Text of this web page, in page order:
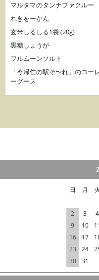
マルタマのタンナファクルー
れきをーかん
玄米しるしる1袋 (20g)
黒糖しょうが
フルムーンソルト
「今帰仁の駅そ〜れ」のコー
ーグース
日 月 火
2
3 4
9
10
16
17
23
24
30
31